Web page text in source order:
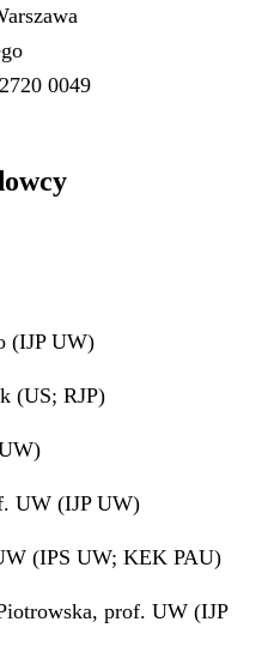
0049
(IJP UW)
(US; RJP)
UW (IJP UW)
(IPS UW; KEK PAU)
prof. UW (IJP